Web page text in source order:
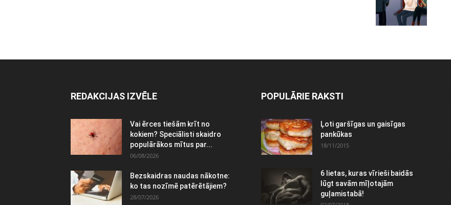
REDAKCIJAS IZVĒLE
Vai ērces tiešām krīt no
kokiem? Speciālisti skaidro
populārākos mītus par...
06/08/2026
Bezskaidras naudas nākotne:
ko tas nozīmē patērētājiem?
28/07/2026
POPULĀRIE RAKSTI
Ļoti garšīgas un gaisīgas
pankūkas
18/11/2015
6 lietas, kuras vīrieši baidās
lūgt savām mīļotajām
guļamistabā!